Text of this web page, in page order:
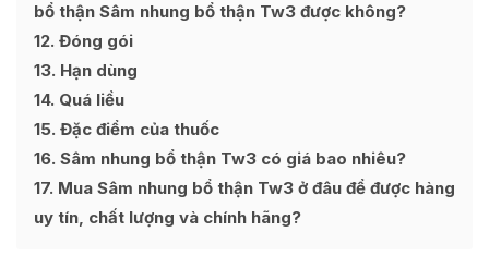
bổ thận Sâm nhung bổ thận Tw3 được không?
12 Đóng gói
13 Hạn dùng
14 Quá liều
15 Đặc điểm của thuốc
16 Sâm nhung bổ thận Tw3 có giá bao nhiêu?
17 Mua Sâm nhung bổ thận Tw3 ở đâu để được hàng
uy tín, chất lượng và chính hãng?